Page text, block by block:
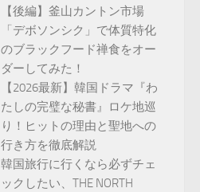
【後編】釜山カントン市場
「デボソンシク」で体質特化
のブラックフード禅食をオー
ダーしてみた！
【2026最新】韓国ドラマ『わ
たしの完璧な秘書』ロケ地巡
り！ヒットの理由と聖地への
行き方を徹底解説
韓国旅行に行くなら必ずチェ
ックしたい、THE NORTH